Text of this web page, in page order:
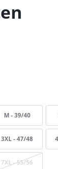
M - 39/40
3XL - 47/48
7XL - 55/56